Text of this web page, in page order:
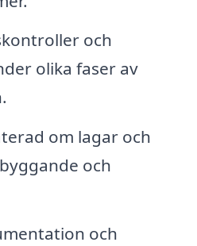
och
olika faser av
om lagar och
och
och